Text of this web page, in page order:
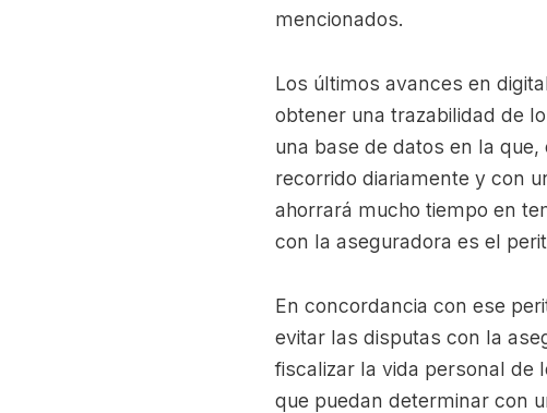
mencionados.
Los últimos avances en
obtener una trazabilidad de
una base de datos en la
recorrido diariamente y con
ahorrará mucho tiempo en
con la aseguradora es el
En concordancia con ese
evitar las disputas con la
fiscalizar la vida personal de
que puedan determinar con